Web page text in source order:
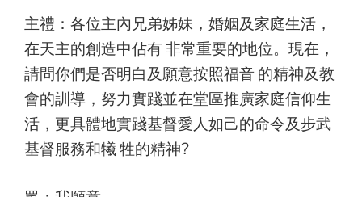
主禮：各位主內兄弟姊妹，婚姻及家庭生活，
在天主的創造中佔有 非常重要的地位。現在，
請問你們是否明白及願意按照福音 的精神及教
會的訓導，努力實踐並在堂區推廣家庭信仰生
活，更具體地實踐基督愛人如己的命令及步武
基督服務和犧 牲的精神?